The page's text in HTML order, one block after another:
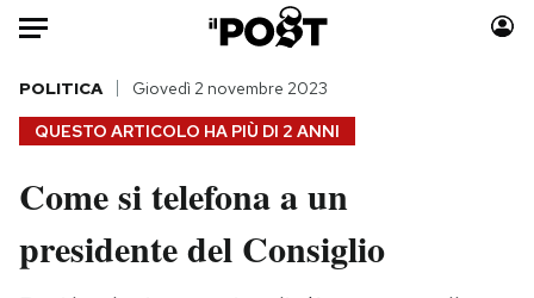
Auto
HOME
Italia
Politica
Moda
Consumismi
QUESTO ARTICOLO HA PIÙ DI 2 ANNI
POLITICA Giovedì 2 novembre 2023
Come si telefona a un
presidente del Consiglio